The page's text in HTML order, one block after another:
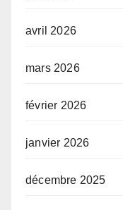
avril 2026
mars 2026
février 2026
janvier 2026
décembre 2025